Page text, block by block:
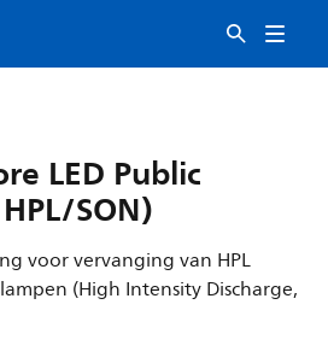
LED Public
SON)
voor vervanging van HPL
(High Intensity Discharge,